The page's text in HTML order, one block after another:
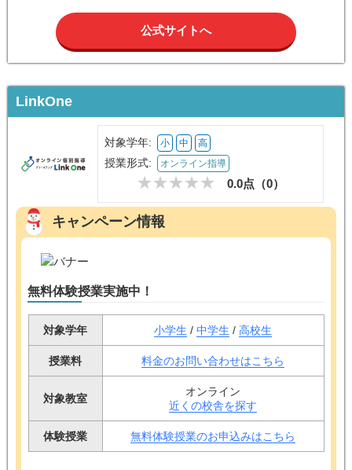
公式サイトへ
LinkOne
対象学年: 小 中 高
授業形式: オンライン指導
0.0点（0）
キャンペーン情報
無料体験授業実施中！
対象学年 小学生 / 中学生 / 高校生
授業料 料金のお問い合わせはこちら
対象教室
オンライン
近くの校舎を探す
体験授業 無料体験授業のお申込みはこちら